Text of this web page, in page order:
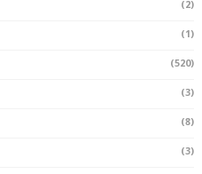
(2)
(1)
(520)
(3)
(8)
(3)